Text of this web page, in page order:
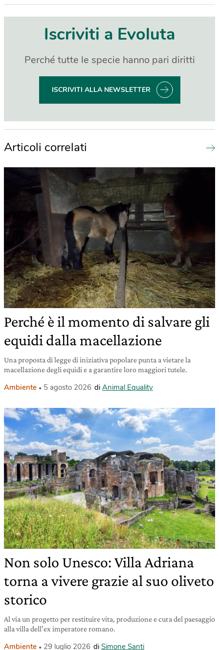
Iscriviti a Evoluta
Perché tutte le specie hanno pari diritti
ISCRIVITI ALLA NEWSLETTER
Articoli correlati
Perché è il momento di salvare gli
equidi dalla macellazione
Una proposta di legge di iniziativa popolare punta a vietare la
macellazione degli equidi e a garantire loro maggiori tutele.
Ambiente 5 agosto 2026 di Animal Equality
Non solo Unesco: Villa Adriana
torna a vivere grazie al suo oliveto
storico
Al via un progetto per restituire vita, produzione e cura del paesaggio
alla villa dell’ex imperatore romano.
Ambiente 29 luglio 2026 di Simone Santi